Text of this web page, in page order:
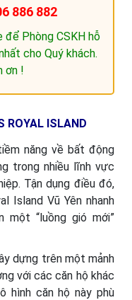
886 882
Phòng CSKH hỗ
cho Quý khách.
ơn !
ROYAL ISLAND
năng về bất động
trong nhiều lĩnh vực
Tận dụng điều đó,
Island Vũ Yên nhanh
một “luồng gió mới”
dựng trên một mảnh
với các căn hộ khác
hình căn hộ này phù